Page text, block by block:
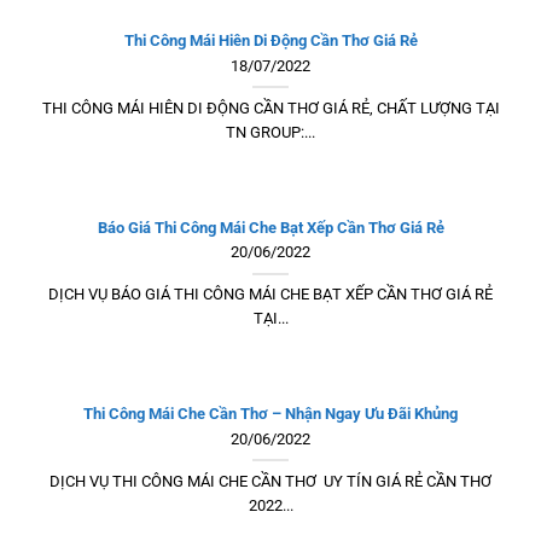
Thi Công Mái Hiên Di Động Cần Thơ Giá Rẻ
18/07/2022
THI CÔNG MÁI HIÊN DI ĐỘNG CẦN THƠ GIÁ RẺ, CHẤT LƯỢNG TẠI
TN GROUP:...
Báo Giá Thi Công Mái Che Bạt Xếp Cần Thơ Giá Rẻ
20/06/2022
DỊCH VỤ BÁO GIÁ THI CÔNG MÁI CHE BẠT XẾP CẦN THƠ GIÁ RẺ
TẠI...
Thi Công Mái Che Cần Thơ – Nhận Ngay Ưu Đãi Khủng
20/06/2022
DỊCH VỤ THI CÔNG MÁI CHE CẦN THƠ UY TÍN GIÁ RẺ CẦN THƠ
2022...